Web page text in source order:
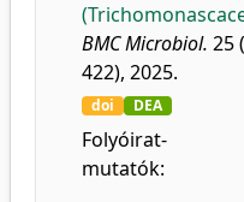
BMC Microbiol. 25
422), 2025.
doi DEA
Folyóirat-
mutatók: